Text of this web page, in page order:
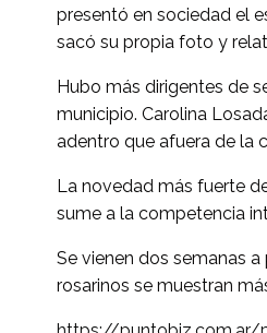
presentó en sociedad el
sacó su propia foto y
Hubo más dirigentes de
municipio. Carolina
adentro que afuera de la
La novedad más fuerte
sume a la competencia
Se vienen dos semanas
rosarinos se muestran